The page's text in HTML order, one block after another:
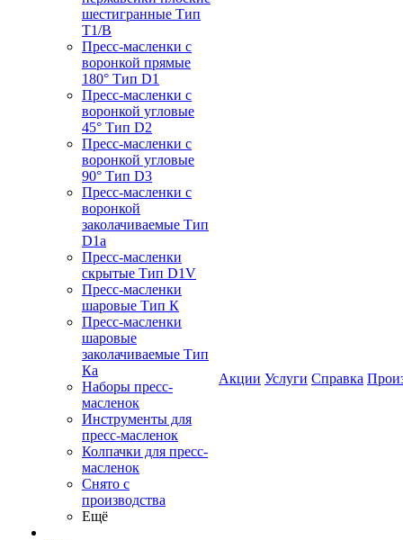
шестигранные Тип
T1/B
Пресс-масленки с
воронкой прямые
180° Тип D1
Пресс-масленки с
воронкой угловые
45° Тип D2
Пресс-масленки с
воронкой угловые
90° Тип D3
Пресс-масленки с
воронкой
заколачиваемые Тип
D1a
Пресс-масленки
скрытые Тип D1V
Пресс-масленки
шаровые Тип К
Пресс-масленки
шаровые
заколачиваемые Тип
Кa
Наборы пресс-
масленок
Инструменты для
пресс-масленок
Колпачки для пресс-
масленок
Снято с
производства
Ещё
Акции Услуги Справка